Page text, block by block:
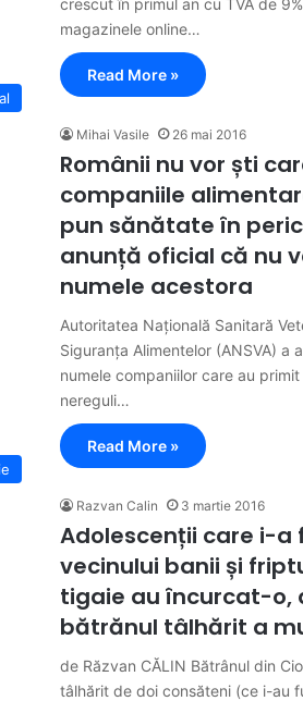
maga­zinele online…
Read More »
Mihai Vasile 26 mai 2016
Românii nu vor ști
companiile
pun sănătate în
anunță oficial că nu
numele acestora
Autoritatea Națională Sanitară
Siguranța Alimentelor (ANSVA) a
numele companiilor care au
nereguli…
Read More »
Razvan Calin 3 martie 2016
Adolescenții care i-a
vecinului banii și
tigaie au încurcat-o,
bătrănul tâlhărit a
de Răzvan CĂLIN Bătrânul din
tâlhărit de doi consăteni (ce i-au